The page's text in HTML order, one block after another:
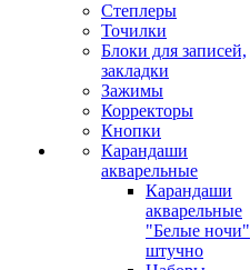
Степлеры
Точилки
Блоки для записей,
закладки
Зажимы
Корректоры
Кнопки
Карандаши
акварельные
Карандаши
акварельные
"Белые ночи"
штучно